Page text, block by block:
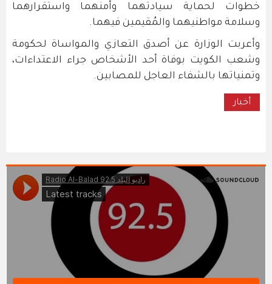
خطوات لحماية سيادتهما وأمنهما واستقرارهما
وسلامة مواطنيهما والمُقيمين فيهما.
وأعربت الوزارة عن أصدق التعازي والمواساة لحكومة
وشعب الكويت بوفاة أحد الأشخاص جراء الاعتداءات،
وتمنياتها بالشفاء العاجل للمصابين.
أخبار